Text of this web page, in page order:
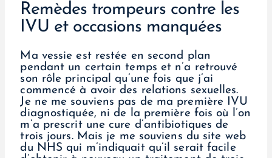
Remèdes trompeurs contre les
IVU et occasions manquées
Ma vessie est restée en second plan
pendant un certain temps et n’a retrouvé
son rôle principal qu’une fois que j’ai
commencé à avoir des relations sexuelles.
Je ne me souviens pas de ma première IVU
diagnostiquée, ni de la première fois où l’on
m’a prescrit une cure d’antibiotiques de
trois jours. Mais je me souviens du site web
du NHS qui m’indiquait qu’il serait facile